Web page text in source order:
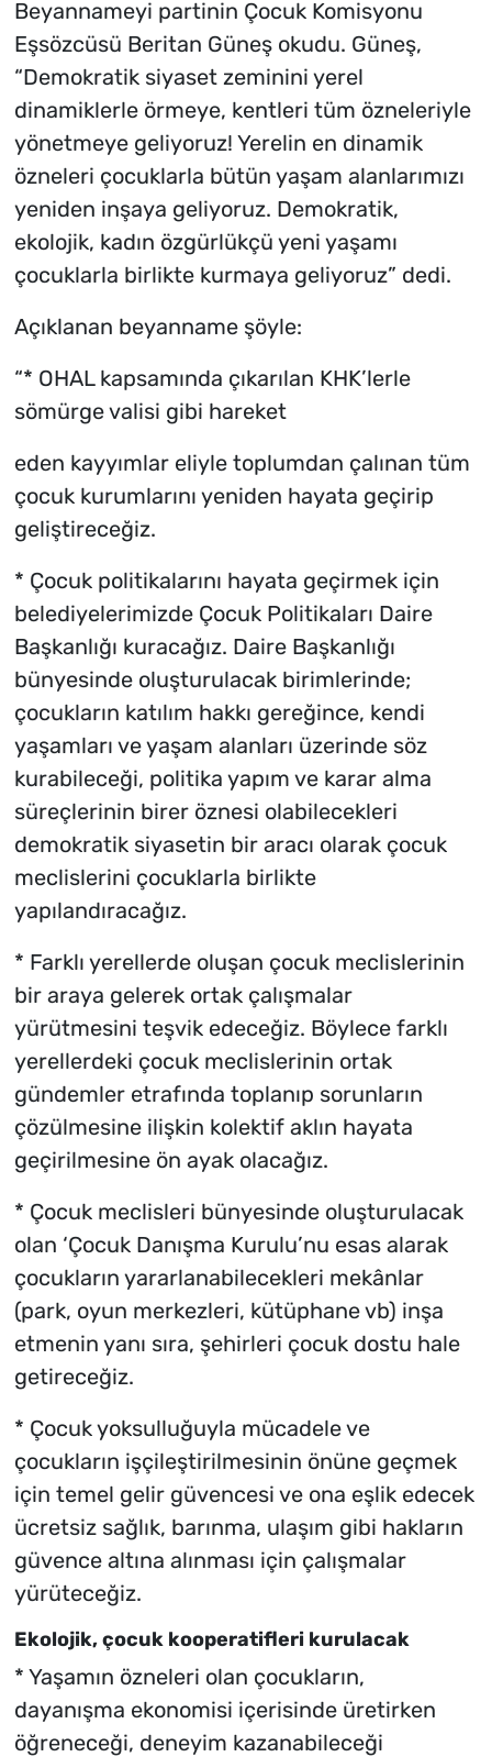
Beyannameyi partinin Çocuk Komisyonu
Eşsözcüsü Beritan Güneş okudu. Güneş,
“Demokratik siyaset zeminini yerel
dinamiklerle örmeye, kentleri tüm özneleriyle
yönetmeye geliyoruz! Yerelin en dinamik
özneleri çocuklarla bütün yaşam alanlarımızı
yeniden inşaya geliyoruz. Demokratik,
ekolojik, kadın özgürlükçü yeni yaşamı
çocuklarla birlikte kurmaya geliyoruz” dedi.
Açıklanan beyanname şöyle:
“* OHAL kapsamında çıkarılan KHK’lerle
sömürge valisi gibi hareket
eden kayyımlar eliyle toplumdan çalınan tüm
çocuk kurumlarını yeniden hayata geçirip
geliştireceğiz.
* Çocuk politikalarını hayata geçirmek için
belediyelerimizde Çocuk Politikaları Daire
Başkanlığı kuracağız. Daire Başkanlığı
bünyesinde oluşturulacak birimlerinde;
çocukların katılım hakkı gereğince, kendi
yaşamları ve yaşam alanları üzerinde söz
kurabileceği, politika yapım ve karar alma
süreçlerinin birer öznesi olabilecekleri
demokratik siyasetin bir aracı olarak çocuk
meclislerini çocuklarla birlikte
yapılandıracağız.
* Farklı yerellerde oluşan çocuk meclislerinin
bir araya gelerek ortak çalışmalar
yürütmesini teşvik edeceğiz. Böylece farklı
yerellerdeki çocuk meclislerinin ortak
gündemler etrafında toplanıp sorunların
çözülmesine ilişkin kolektif aklın hayata
geçirilmesine ön ayak olacağız.
* Çocuk meclisleri bünyesinde oluşturulacak
olan ‘Çocuk Danışma Kurulu’nu esas alarak
çocukların yararlanabilecekleri mekânlar
(park, oyun merkezleri, kütüphane vb) inşa
etmenin yanı sıra, şehirleri çocuk dostu hale
getireceğiz.
* Çocuk yoksulluğuyla mücadele ve
çocukların işçileştirilmesinin önüne geçmek
için temel gelir güvencesi ve ona eşlik edecek
ücretsiz sağlık, barınma, ulaşım gibi hakların
güvence altına alınması için çalışmalar
yürüteceğiz.
Ekolojik, çocuk kooperatifleri kurulacak
* Yaşamın özneleri olan çocukların,
dayanışma ekonomisi içerisinde üretirken
öğreneceği, deneyim kazanabileceği